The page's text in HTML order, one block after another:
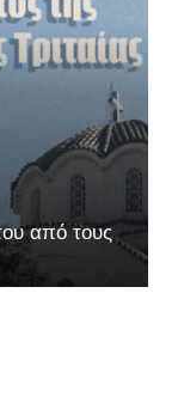
από τους